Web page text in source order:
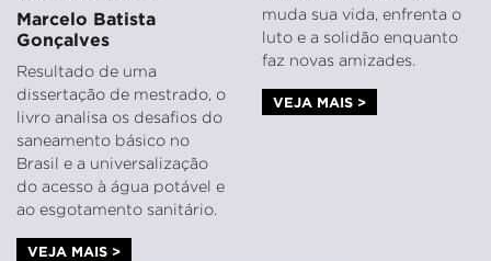
Marcelo Batista
Gonçalves
Resultado de uma
dissertação de mestrado, o
livro analisa os desafios do
saneamento básico no
Brasil e a universalização
do acesso à água potável e
ao esgotamento sanitário.
VEJA MAIS >
muda sua vida, enfrenta o
luto e a solidão enquanto
faz novas amizades.
VEJA MAIS >